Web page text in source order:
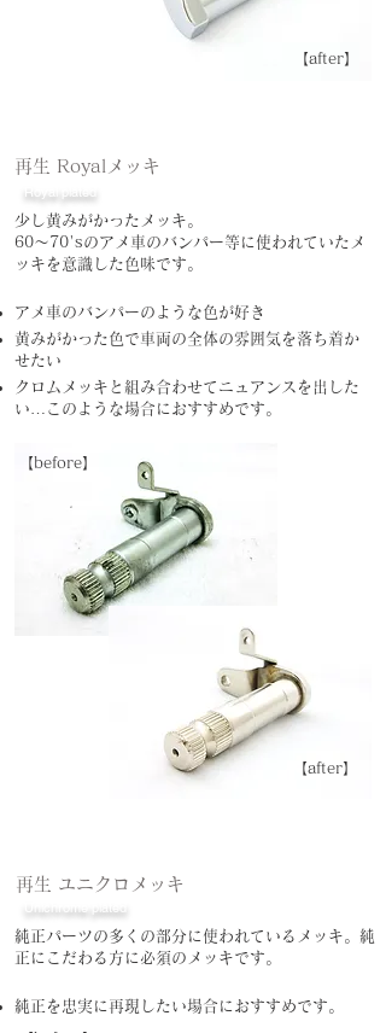
​【after】
再生 Royalメッキ
Royal plated
​少し黄みがかったメッキ。
60～70'sのアメ車のバンパー等に使われていたメ
ッキを意識した色味です。
アメ車のバンパーのような色が好き
​黄みがかった色で車両の全体の雰囲気を落ち着か
せたい
クロムメッキと組み合わせてニュアンスを出した
い​…
このような場合におすすめです。
​【before】
​【after】
再生 ユニクロメッキ
Unichrome plated
純正​パーツの多くの部分に使われているメッキ。純
正にこだわる方に必須のメッキです。
純正を忠実に再現したい場合におすすめです。